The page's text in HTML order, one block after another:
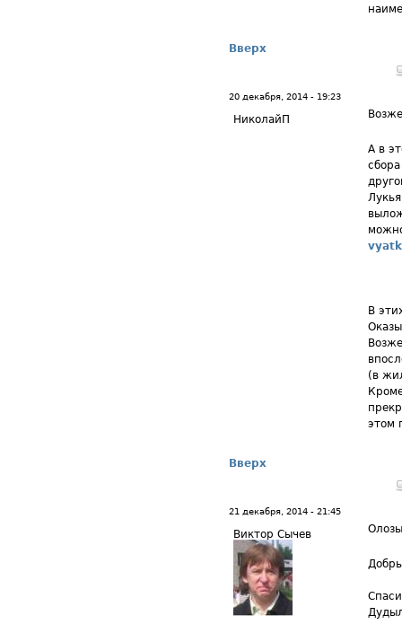
Вверх
20 декабря, 2014 - 19:23
НиколайП
А в
В
(в
этом
Вверх
21 декабря, 2014 - 21:45
Виктор Сычев Олозы